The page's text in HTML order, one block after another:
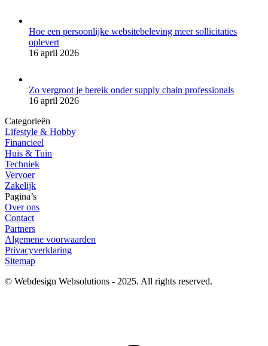
Hoe een persoonlijke websitebeleving meer sollicitaties
oplevert
16 april 2026
Zo vergroot je bereik onder supply chain professionals
16 april 2026
Categorieën
Lifestyle & Hobby
Financieel
Huis & Tuin
Techniek
Vervoer
Zakelijk
Pagina’s
Over ons
Contact
Partners
Algemene voorwaarden
Privacyverklaring
Sitemap
© Webdesign Websolutions - 2025. All rights reserved.